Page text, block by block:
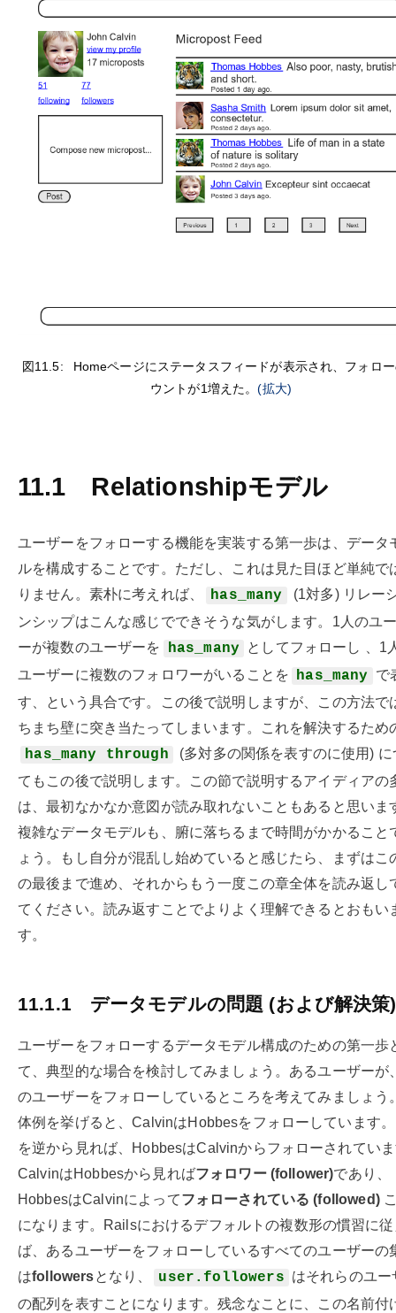
図11.5:
Homeページにステータスフィードが表示され、フォロ
ウントが1増えた。(拡大)
11.1 Relationshipモデル
ユーザーをフォローする機能を実装する第一歩は、データ
ルを構成することです。ただし、これは見た目ほど単純で
りません。素朴に考えれば、
has_many
(1対多) リレー
ンシップはこんな感じでできそうな気がします。1人のユ
ーが複数のユーザーを
has_many
としてフォローし 、1
ユーザーに複数のフォロワーがいることを
has_many
で
す、という具合です。この後で説明しますが、この方法で
ちまち壁に突き当たってしまいます。これを解決するため
has_many through
(多対多の関係を表すのに使用) に
てもこの後で説明します。この節で説明するアイディアの
は、最初なかなか意図が読み取れないこともあると思いま
複雑なデータモデルも、腑に落ちるまで時間がかかること
ょう。もし自分が混乱し始めていると感じたら、まずはこ
の最後まで進め、それからもう一度この章全体を読み返し
てください。読み返すことでよりよく理解できるとおもい
す。
11.1.1 データモデルの問題 (および解決策)
ユーザーをフォローするデータモデル構成のための第一歩
て、典型的な場合を検討してみましょう。あるユーザーが
のユーザーをフォローしているところを考えてみましょう
体例を挙げると、CalvinはHobbesをフォローしています
を逆から見れば、HobbesはCalvinからフォローされてい
CalvinはHobbesから見ればフォロワー (follower)であり、
HobbesはCalvinによってフォローされている (followed)
になります。Railsにおけるデフォルトの複数形の慣習に
ば、あるユーザーをフォローしているすべてのユーザーの
はfollowersとなり、 user.followers はそれらのユー
の配列を表すことになります。残念なことに、この名前付